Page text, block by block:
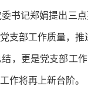
书记郑娟提出三
支部工作质量，
，更是党支部工
作将再上新台阶。